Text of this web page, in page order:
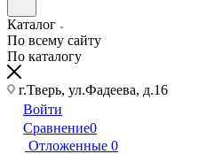
Каталог
По всему сайту
По каталогу
г.Тверь, ул.Фадеева, д.16
Войти
Сравнение0
Отложенные 0